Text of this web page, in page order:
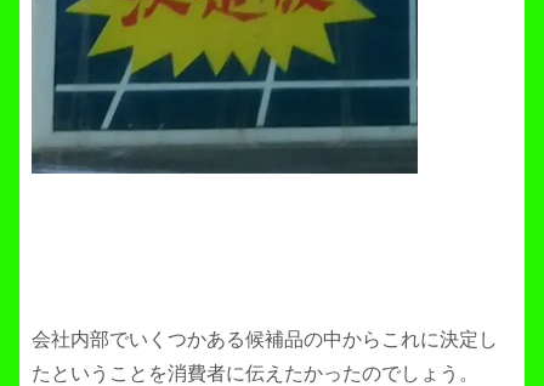
会社内部でいくつかある候補品の中からこれに決定し
たということを消費者に伝えたかったのでしょう。